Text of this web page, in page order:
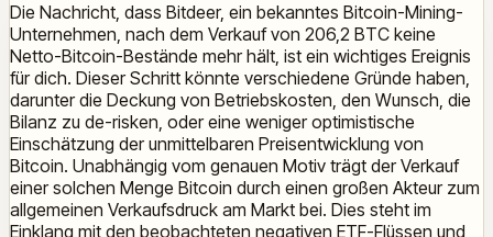
Die Nachricht, dass Bitdeer, ein bekanntes Bitcoin-Mining-
Unternehmen, nach dem Verkauf von 206,2 BTC keine
Netto-Bitcoin-Bestände mehr hält, ist ein wichtiges Ereignis
für dich. Dieser Schritt könnte verschiedene Gründe haben,
darunter die Deckung von Betriebskosten, den Wunsch, die
Bilanz zu de-risken, oder eine weniger optimistische
Einschätzung der unmittelbaren Preisentwicklung von
Bitcoin. Unabhängig vom genauen Motiv trägt der Verkauf
einer solchen Menge Bitcoin durch einen großen Akteur zum
allgemeinen Verkaufsdruck am Markt bei. Dies steht im
Einklang mit den beobachteten negativen ETF-Flüssen und